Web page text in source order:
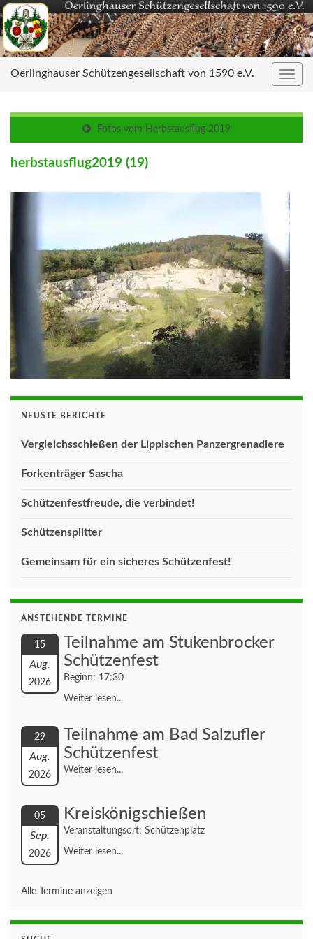
Oerlinghauser Schützengesellschaft von 1590 e.V.
Fotos vom Herbstausflug 2019
herbstausflug2019 (19)
NEUSTE BERICHTE
Vergleichsschießen der Lippischen Panzergrenadiere
Forkenträger Sascha
Schützenfestfreude, die verbindet!
Schützensplitter
Gemeinsam für ein sicheres Schützenfest!
ANSTEHENDE TERMINE
15
Aug.
2026
Teilnahme am Stukenbrocker
Schützenfest
Beginn: 17:30
Weiter lesen...
29
Aug.
2026
Teilnahme am Bad Salzufler
Schützenfest
Weiter lesen...
05
Sep.
2026
Kreiskönigschießen
Veranstaltungsort: Schützenplatz
Weiter lesen...
Alle Termine anzeigen